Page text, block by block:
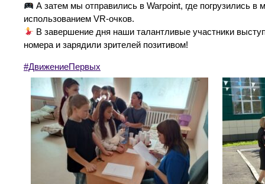
А затем мы отправились в Warpoint, где погрузились
использованием VR-очков.
В завершение дня наши талантливые участники
номера и зарядили зрителей позитивом!
#ДвижениеПервых